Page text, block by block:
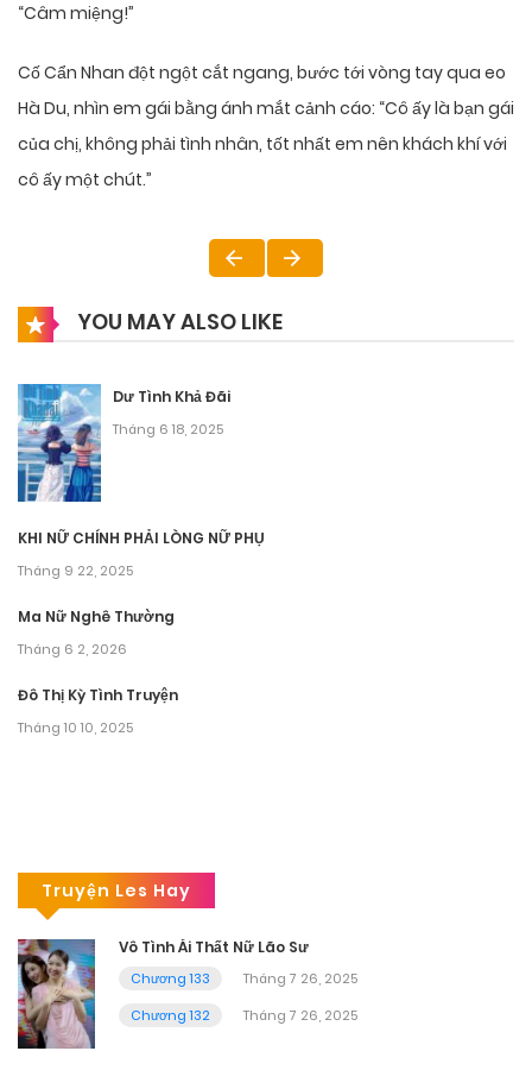
“Câm miệng!”
Cố Cẩn Nhan đột ngột cắt ngang, bước tới vòng tay qua eo
Hà Du, nhìn em gái bằng ánh mắt cảnh cáo: “Cô ấy là bạn gái
của chị, không phải tình nhân, tốt nhất em nên khách khí với
cô ấy một chút.”
YOU MAY ALSO LIKE
Dư Tình Khả Đãi
Tháng 6 18, 2025
KHI NỮ CHÍNH PHẢI LÒNG NỮ PHỤ
Tháng 9 22, 2025
Ma Nữ Nghê Thường
Tháng 6 2, 2026
Đô Thị Kỳ Tình Truyện
Tháng 10 10, 2025
Truyện Les Hay
Vô Tình Ái Thất Nữ Lão Sư
Chương 133
Tháng 7 26, 2025
Chương 132
Tháng 7 26, 2025